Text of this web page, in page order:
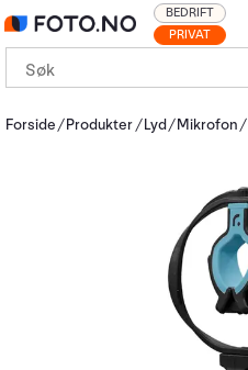
PRIVAT
BEDRIFT
Forside Produkter Lyd Mikrofon